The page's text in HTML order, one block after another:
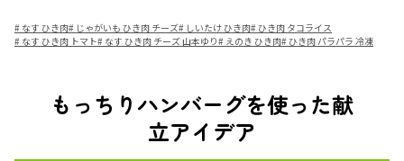
# なす ひき肉# じゃがいも ひき肉 チーズ# しいたけ ひき肉# ひき肉 タコライス
# なす ひき肉 トマト# なす ひき肉 チーズ 山本ゆり# えのき ひき肉# ひき肉 パラパラ 冷凍
もっちりハンバーグを使った献
立アイデア